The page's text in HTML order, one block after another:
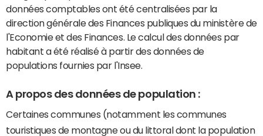
données comptables ont été centralisées par la
direction générale des Finances publiques du ministère de
l'Economie et des Finances. Le calcul des données par
habitant a été réalisé à partir des données de
populations fournies par l'Insee.
A propos des données de population :
Certaines communes (notamment les communes
touristiques de montagne ou du littoral dont la population